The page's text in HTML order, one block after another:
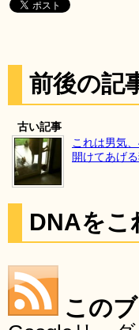
前後の記
古い記事
これは男気
開けてあげ
DNAをこ
この